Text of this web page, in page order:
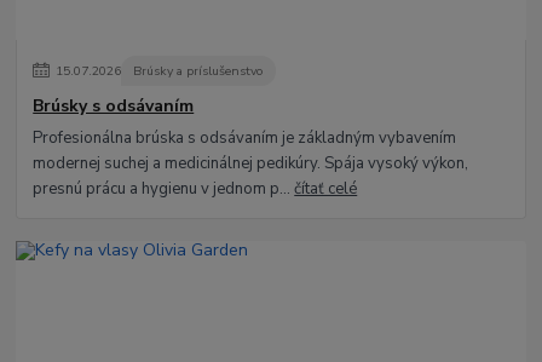
15.07.2026 Brúsky a príslušenstvo
Brúsky s odsávaním
Profesionálna brúska s odsávaním je základným vybavením
modernej suchej a medicinálnej pedikúry. Spája vysoký výkon,
presnú prácu a hygienu v jednom p...čítať celé